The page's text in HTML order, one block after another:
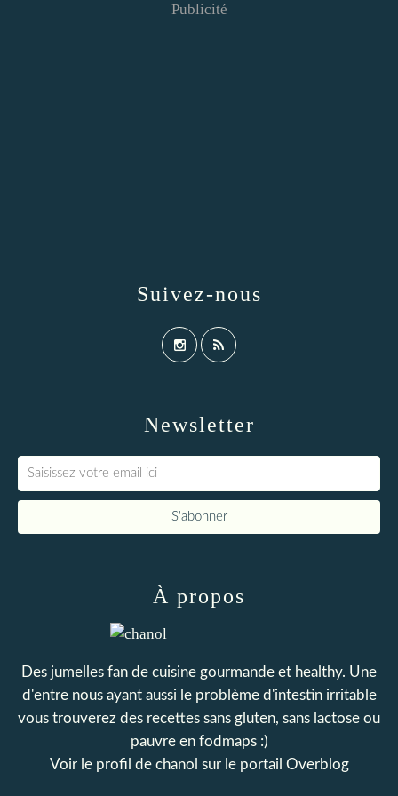
Newsletter
Publicité
Suivez-nous
À propos
Des jumelles fan de cuisine gourmande et healthy. Une
d'entre nous ayant aussi le problème d'intestin irritable
vous trouverez des recettes sans gluten, sans lactose ou
pauvre en fodmaps :)
Voir le profil de chanol sur le portail Overblog